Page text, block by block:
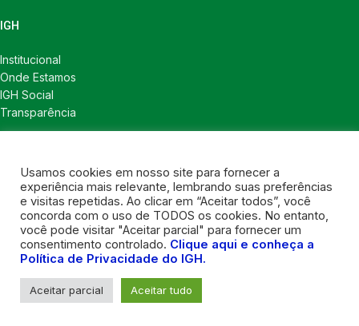
IGH
Institucional
Onde Estamos
IGH Social
Transparência
Notícias
Política de Privacidade
CONTATOS
Contatos
Contatos para imprensa
Nosso instagram
Usamos cookies em nosso site para fornecer a
experiência mais relevante, lembrando suas preferências
e visitas repetidas. Ao clicar em “Aceitar todos”, você
concorda com o uso de TODOS os cookies. No entanto,
você pode visitar "Aceitar parcial" para fornecer um
consentimento controlado. Clique aqui e conheça a
Política de Privacidade do IGH.
Aceitar parcial Aceitar tudo